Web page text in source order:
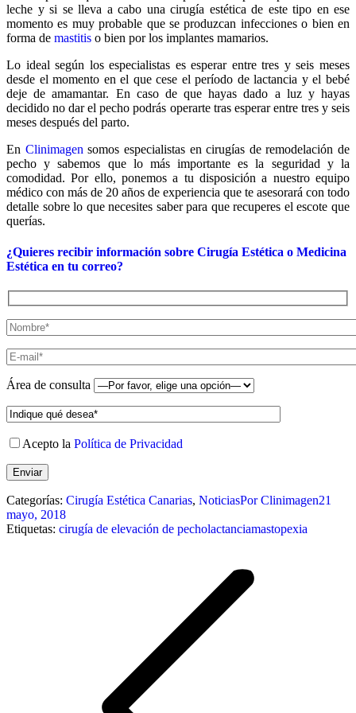
leche y si se lleva a cabo una cirugía estética de este tipo en ese
momento es muy probable que se produzcan infecciones o bien en
forma de mastitis o bien por los implantes mamarios.
Lo ideal según los especialistas es esperar entre tres y seis meses
desde el momento en el que cese el período de lactancia y el bebé
deje de amamantar. En caso de que hayas dado a luz y hayas
decidido no dar el pecho podrás operarte tras esperar entre tres y seis
meses después del parto.
En Clinimagen somos especialistas en cirugías de remodelación de
pecho y sabemos que lo más importante es la seguridad y la
comodidad. Por ello, ponemos a tu disposición a nuestro equipo
médico con más de 20 años de experiencia que te asesorará con todo
detalle sobre lo que necesites saber para que recuperes el escote que
querías.
¿Quieres recibir información sobre Cirugía Estética o Medicina
Estética en tu correo?
Área de consulta
Acepto la Política de Privacidad
Categorías: Cirugía Estética Canarias, NoticiasPorClinimagen21
mayo, 2018
Etiquetas: cirugía de elevación de pecholactanciamastopexia